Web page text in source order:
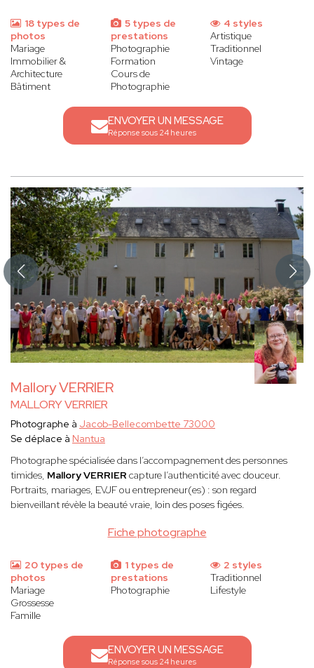
18 types de
photos
Mariage
Immobilier &
Architecture
Bâtiment
5 types de
prestations
Photographie
Formation
Cours de
Photographie
4 styles
Artistique
Traditionnel
Vintage
ENVOYER UN MESSAGE
Réponse sous 24 heures
Mallory VERRIER
MALLORY VERRIER
Fiche photographe
Photographe à Jacob-Bellecombette 73000
Se déplace à Nantua
Photographe spécialisée dans l’accompagnement des personnes
timides, Mallory VERRIER capture l’authenticité avec douceur.
Portraits, mariages, EVJF ou entrepreneur(es) : son regard
bienveillant révèle la beauté vraie, loin des poses figées.
20 types de
photos
Mariage
Grossesse
Famille
1 types de
prestations
Photographie
2 styles
Traditionnel
Lifestyle
ENVOYER UN MESSAGE
Réponse sous 24 heures